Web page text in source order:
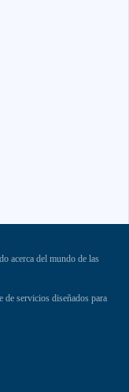
acerca del mundo de las
de servicios diseñados para